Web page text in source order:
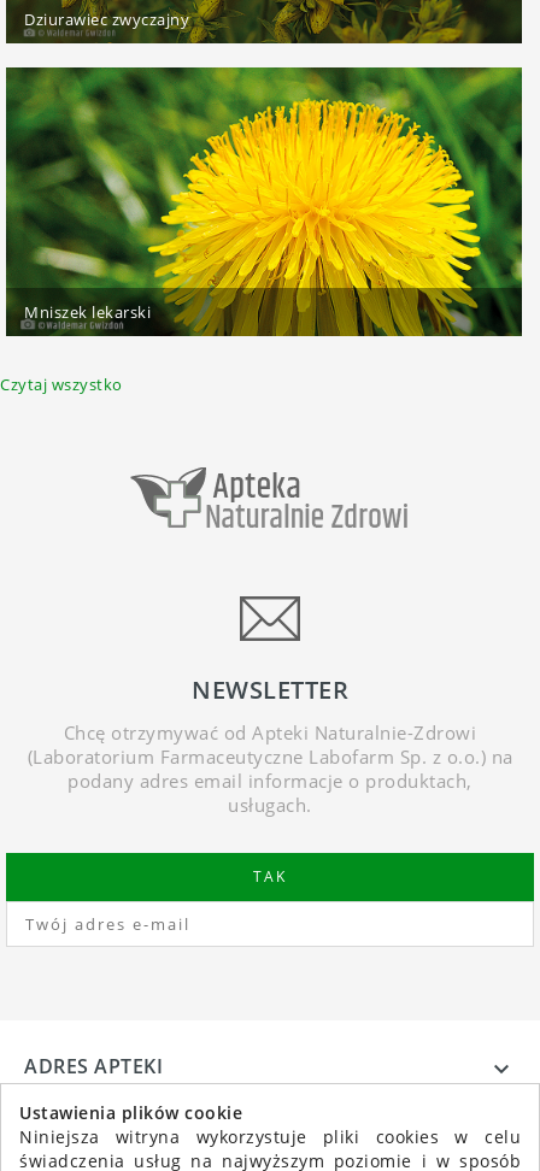
Dziurawiec zwyczajny
Mniszek lekarski
Czytaj wszystko
NEWSLETTER
Chcę otrzymywać od Apteki Naturalnie-Zdrowi
(Laboratorium Farmaceutyczne Labofarm Sp. z o.o.) na
podany adres email informacje o produktach,
usługach.
ADRES APTEKI 
INFORMACJE
Ustawienia plików cookie
Niniejsza witryna wykorzystuje pliki cookies w celu
świadczenia usług na najwyższym poziomie i w sposób